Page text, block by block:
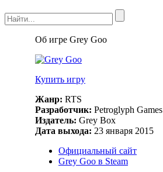
Об игре Grey Goo
Купить игру
Жанр: RTS
Разработчик: Petroglyph Games
Издатель: Grey Box
Дата выхода: 23 января 2015
Официальный сайт
Grey Goo в Steam